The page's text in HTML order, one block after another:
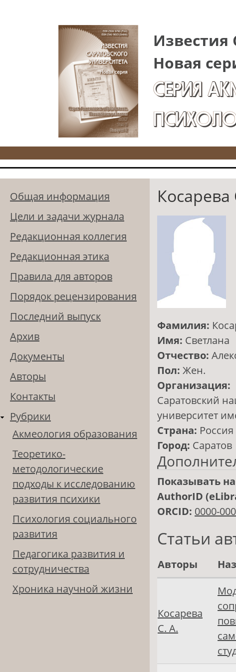
Известия
Новая
СЕРИЯ
Общая информация
Цели и задачи журнала
Редакционная коллегия
Редакционная этика
Правила для авторов
Порядок рецензирования
Последний выпуск
Архив
Документы
Авторы
Контакты
Рубрики
Акмеология образования
Теоретико-
методологические
подходы к исследованию
развития психики
Психология социального
развития
Педагогика развития и
сотрудничества
Хроника научной жизни
Косарева
Фамилия:
Имя: Светлана
Отчество:
Пол: Жен.
Организация:
Саратовский
университет
Страна: Россия
Город: Саратов
Показывать
AuthorID
ORCID: 0000-
Статьи
Авторы
Косарева
С. А.